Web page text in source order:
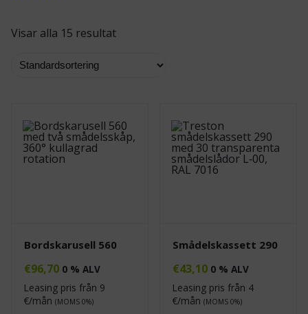
Visar alla 15 resultat
Bordskarusell 560
€96,70 0 % ALV
Leasing pris från 9
€/mån (MOMS 0%)
Smådelskassett 290
€43,10 0 % ALV
Leasing pris från 4
€/mån (MOMS 0%)